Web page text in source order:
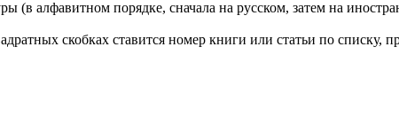
(в алфавитном порядке, сначала на русском, затем на
скобках ставится номер книги или статьи по списку,